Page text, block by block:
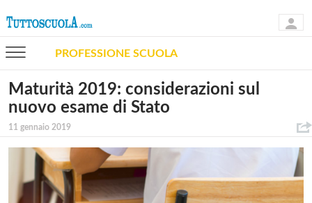
PROFESSIONE SCUOLA
Maturità 2019: considerazioni sul
nuovo esame di Stato
11 gennaio 2019